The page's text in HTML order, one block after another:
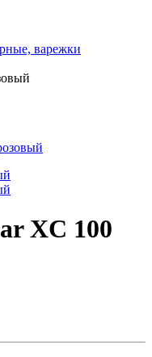
варежки
XC 100